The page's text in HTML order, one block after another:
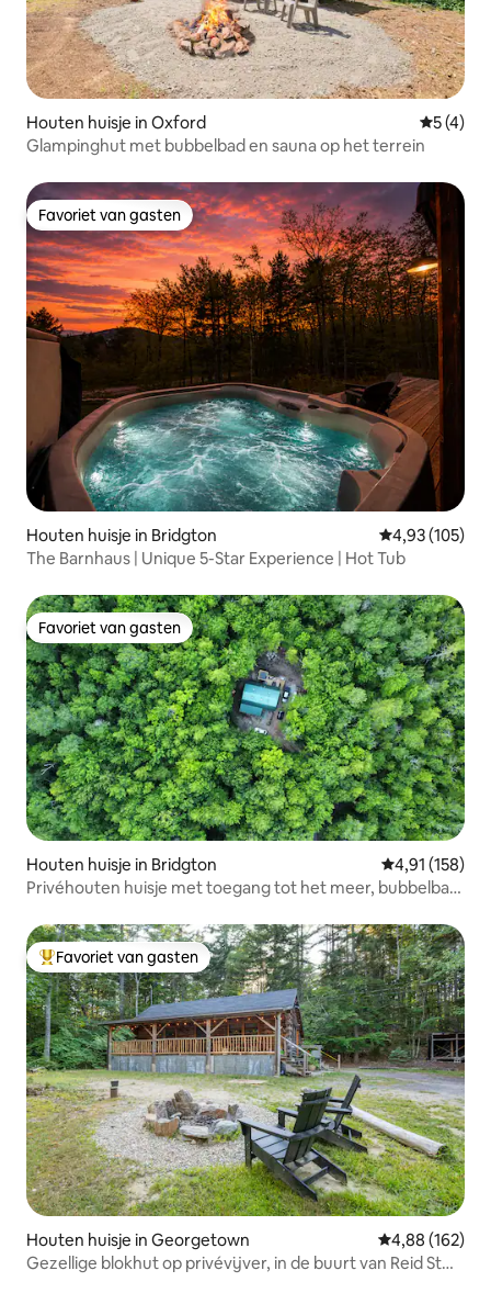
Houten huisje in Oxford
5 (4)
Glampinghut met bubbelbad en sauna op het terrein
Favoriet van gasten
Favoriet van gasten
Houten huisje in Bridgton Gemiddelde
4,93 (105)
The Barnhaus | Unique 5-Star Experience | Hot Tub
Favoriet van gasten
Favoriet van gasten
Houten huisje in Bridgton Gemiddelde
4,91 (158)
Privéhouten huisje met toegang tot het meer, bubbelbad
Topfavoriet van gasten
Favoriet van gasten
Houten huisje in Georgetown Gemiddelde
4,88 (162)
Gezellige blokhut op privévijver, in de buurt van Reid St